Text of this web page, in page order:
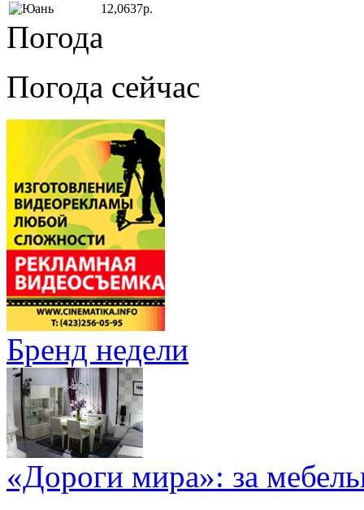
12,0637р.
Погода
Погода сейчас
Бренд недели
«Дороги мира»: за